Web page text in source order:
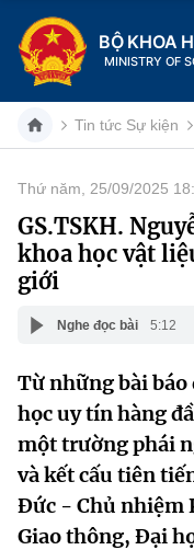
BỘ KHOA
MINISTRY OF
Danh mục
Trang chủ
Cơ cấu tổ chức
Lịch sử phát triển
Sở Khoa học và
Khoa học và Công
Đổi mới sáng tạo
Chuyển đổi số
Dịch vụ công
Hệ thống văn bản
Văn bản QPPL
MST IOFFICE
Tin tức Sự kiện
Thứ năm, 25/09/2025
GS.TSKH.
khoa học vật
giới
Nghe đọc bài 5:12
Từ những bài báo
học uy tín hàng
một trường phái
và kết cấu tiên
Đức - Chủ nhiệm
Giao thông, Đại